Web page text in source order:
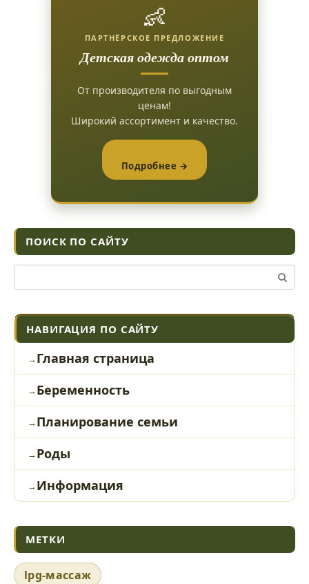
👶
ПАРТНЁРСКОЕ ПРЕДЛОЖЕНИЕ
Детская одежда оптом
От производителя по выгодным
ценам!
Широкий ассортимент и качество.
Подробнее →
ПОИСК ПО САЙТУ
Поиск:
НАВИГАЦИЯ ПО САЙТУ
Главная страница
Беременность
Планирование семьи
Роды
Информация
МЕТКИ
lpg-массаж